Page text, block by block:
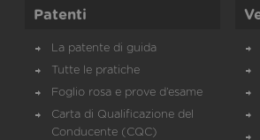
Patenti
La patente di guida
Tutte le pratiche
Foglio rosa e prove d’esame
Carta di Qualificazione del
Conducente (CQC)